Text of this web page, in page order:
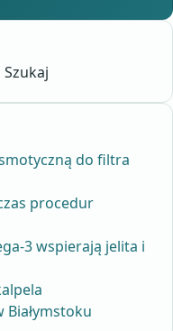
Szukaj
do filtra
procedur
3 wspierają jelita i
Białymstoku